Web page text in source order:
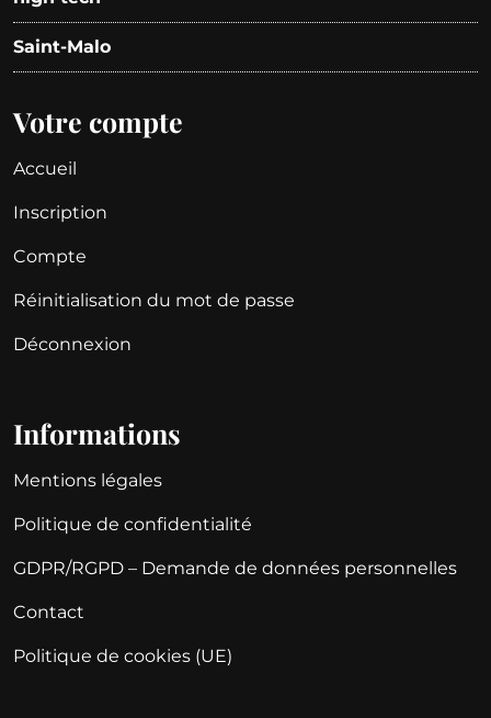
Saint-Malo
Votre compte
Accueil
Inscription
Compte
Réinitialisation du mot de passe
Déconnexion
Informations
Mentions légales
Politique de confidentialité
GDPR/RGPD – Demande de données personnelles
Contact
Politique de cookies (UE)